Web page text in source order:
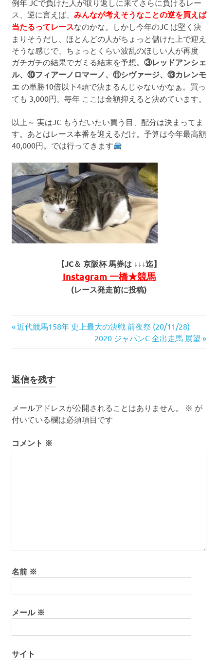
例年 JCで負けた人が取り返しに来てさらに負けるレー
ス、逆に言えば、 みんなが考えそうなことの逆を買えば
当たるってレースなのかな。しかし今年のJC は堅く決
まりそうだし、ほとんどの人がちょっと儲けた上で迎え
そうな感じで、ちょっとくらい波乱のほしい人が再度
ガチガチの結果でガミる結末を予想。 ③レッドアンシェ
ル、⑩フィアーノロマーノ、⑪シヴァージ、⑬カレンモ
エ の単勝10倍以下4頭で決まるんじゃないかなぁ。買っ
ても 3,000円、毎年 ここは金額抑えると決めています。
以上～ 実はJC もうだいたい買う目、配分は決まってま
す。あとはレース本番を迎えるだけ。予算は今年最高額
40,000円。 では行ってきます
【JC＆ 京阪杯 馬券は ↓↓↓迄】
Instagram 一橋★競馬
(レース発走前に投稿)
投
稿
ビ
ー
ョ
前
記
近代競馬158年 史上最大の決戦 前夜祭 (20/11/28)
次
の
2020 ジャパンC 全出走馬 展望
返信を残す
メールアドレスが公開されることはありません。 ※ が
付いている欄は必須項目です
コメント ※
名前 ※
メール ※
サイト